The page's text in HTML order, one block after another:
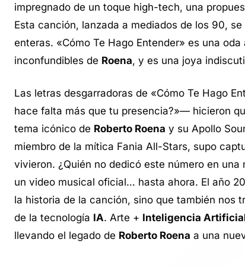
impregnado de un toque high-tech, una
Esta canción, lanzada a mediados de los 90,
enteras. «Cómo Te Hago Entender» es una
inconfundibles de Roena, y es una joya
Las letras desgarradoras de «Cómo Te Hago
hace falta más que tu presencia?»— hicieron
tema icónico de Roberto Roena y su Apollo
miembro de la mítica Fania All-Stars, supo
vivieron. ¿Quién no dedicó este número en
un video musical oficial… hasta ahora. El año
la historia de la canción, sino que también nos
de la tecnología IA. Arte + Inteligencia
llevando el legado de Roberto Roena a una